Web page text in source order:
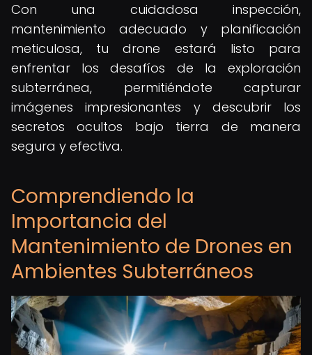
Con una cuidadosa inspección,
mantenimiento adecuado y planificación
meticulosa, tu drone estará listo para
enfrentar los desafíos de la exploración
subterránea, permitiéndote capturar
imágenes impresionantes y descubrir los
secretos ocultos bajo tierra de manera
segura y efectiva.
Comprendiendo la
Importancia del
Mantenimiento de Drones en
Ambientes Subterráneos